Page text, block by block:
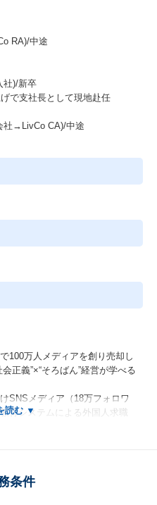
RA)/中途
)/新卒
で支社長として現地赴任
社→LivCo CA)/中途
100万人メディアを創り売却し
正義”×“そろばん”経営が学べる
SNSメディア（18万フォロワ
育システムによる外国人求職
最大速度で成長できる！
条件